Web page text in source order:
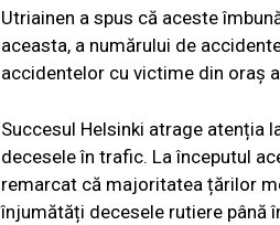
Utriainen a spus că aceste
aceasta, a numărului de
accidentelor cu victime din oraș
Succesul Helsinki atrage atenția
decesele în trafic. La începutul
remarcat că majoritatea țărilor
înjumătăți decesele rutiere până